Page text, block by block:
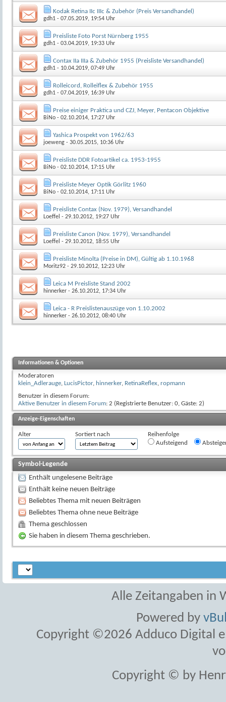
Kodak Retina IIc IIIc & Zubehör (Preis Versandhandel)
gdh1 - 07.05.2019, 19:54 Uhr
Preisliste Foto Porst Nürnberg 1955
gdh1 - 03.04.2019, 19:33 Uhr
Contax IIa IIIa & Zubehör 1955 (Preisliste Versandhandel)
gdh1 - 10.04.2019, 07:49 Uhr
Rolleicord, Rolleiflex & Zubehör 1955
gdh1 - 07.04.2019, 16:39 Uhr
Preise einiger Praktica und CZJ, Meyer, Pentacon Objektive
BiNo - 02.10.2014, 17:27 Uhr
Yashica Prospekt von 1962/63
joeweng - 30.05.2015, 10:36 Uhr
Preisliste DDR Fotoartikel ca. 1953-1955
BiNo - 02.10.2014, 17:15 Uhr
Preisliste Meyer Optik Görlitz 1960
BiNo - 02.10.2014, 17:11 Uhr
Preisliste Contax (Nov. 1979), Versandhandel
Loeffel - 29.10.2012, 19:27 Uhr
Preisliste Canon (Nov. 1979), Versandhandel
Loeffel - 29.10.2012, 18:55 Uhr
Preisliste Minolta (Preise in DM), Gültig ab 1.10.1968
Moritz92 - 29.10.2012, 12:23 Uhr
Leica M Preisliste Stand 2002
hinnerker - 26.10.2012, 17:34 Uhr
Leica - R Preislistenauszüge von 1.10.2002
hinnerker - 26.10.2012, 08:40 Uhr
Informationen & Optionen
Moderatoren
klein_Adlerauge, LucisPictor, hinnerker, RetinaReflex, ropmann
Benutzer in diesem Forum:
Aktive Benutzer in diesem Forum: 2 (Registrierte Benutzer: 0, Gäste: 2)
Anzeige-Eigenschaften
Alter Sortiert nach
Reihenfolge
Aufsteigend
Symbol-Legende
Enthält ungelesene Beiträge
Enthält keine neuen Beiträge
Beliebtes Thema mit neuen Beiträgen
Beliebtes Thema ohne neue Beiträge
Thema geschlossen
Sie haben in diesem Thema geschrieben.
Alle Zeitangaben in
Powered by
Copyright ©2026 Adduco Digital
Copyright © by